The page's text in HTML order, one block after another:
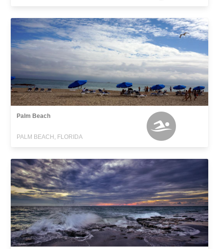
Palm Beach
PALM BEACH, FLORIDA